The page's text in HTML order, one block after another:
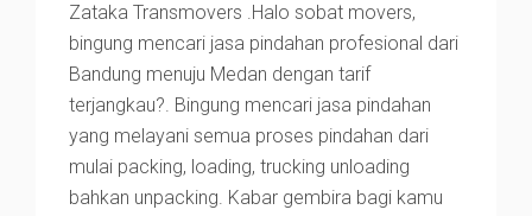
Zataka Transmovers .Halo sobat movers,
bingung mencari jasa pindahan profesional dari
Bandung menuju Medan dengan tarif
terjangkau?. Bingung mencari jasa pindahan
yang melayani semua proses pindahan dari
mulai packing, loading, trucking unloading
bahkan unpacking. Kabar gembira bagi kamu